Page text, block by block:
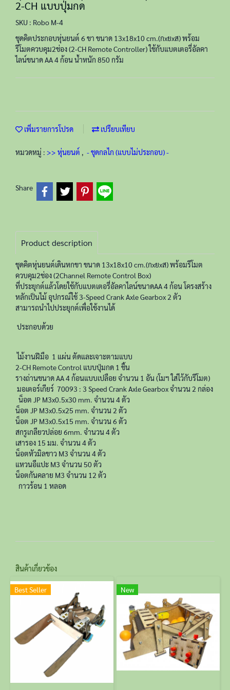
2-CH แบบปุ่มกด
SKU : Robo M-4
ชุดคิตประกอบหุ่นยนต์ 6 ขา ขนาด 13x18x10 cm.(กxยxส) พร้อม
รีโมตควบคุม2ช่อง (2-CH Remote Controller) ใช้กับแบตเตอรี่อัลคา
ไลน์ขนาด AA 4 ก้อน น้ำหนัก 850 กรัม
เพิ่มรายการโปรด เปรียบเทียบ
หมวดหมู่ : >> หุ่นยนต์ , - ชุดกลไก (แบบไม่ประกอบ) -
Share
Product description
ชุดคิตหุ่นยนต์เดินหกขา ขนาด 13x18x10 cm.(กxยxส) พร้อมรีโมต
ควบคุม2ช่อง (2Channel Remote Control Box)
ที่ประยุกต์แล้วโดยใช้กับแบตเตอรี่อัลคาไลน์ขนาดAA 4 ก้อน โครงสร้าง
หลักเป็นไม้ อุปกรณ์ใช้ 3-Speed Crank Axle Gearbox 2 ตัว
สามารถนำไปประยุกต์เพื่อใช้งานได้
ประกอบด้วย
ไม้งานฝีมือ 1 แผ่น ตัดและเจาะตามแบบ
2-CH Remote Control แบบปุ่มกด 1 ชิ้น
รางถ่านขนาด AA 4 ก้อนแบบเปลือย จำนวน 1 อัน (โมฯ ใส่ไว้กับรีโมต)
มอเตอร์เกียร์ 70093 : 3 Speed Crank Axle Gearbox จำนวน 2 กล่อง
น็อต JP M3x0.5x30 mm. จำนวน 4 ตัว
น็อต JP M3x0.5x25 mm. จำนวน 2 ตัว
น็อต JP M3x0.5x15 mm. จำนวน 6 ตัว
สกรูเกลียวปล่อย 6mm. จำนวน 4 ตัว
เสารอง 15 มม. จำนวน 4 ตัว
น็อตหัวมิลขาว M3 จำนวน 4 ตัว
แหวนอีแปะ M3 จำนวน 50 ตัว
น็อตกันคลาย M3 จำนวน 12 ตัว
กาวร้อน 1 หลอด
สินค้าเกี่ยวข้อง
Best Seller New